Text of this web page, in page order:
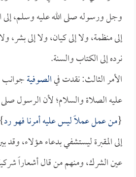
وجل ورسوله صلى الله عليه وسلم، إلى
إلى منظمة، ولا إلى كيان، ولا إلى بشر،
نرده إلى الكتاب والسنة.
الأمر الثالث: نقدت فيالصوفية
عليه الصلاة والسلام؛ لأن الرسول
{من عمل عملاً ليس عليه أمرنا فهو رد
إلى المقبرة ليستشفي بدعاء هؤلاء،
عين الشرك، ومنهم من قال أشعاراً